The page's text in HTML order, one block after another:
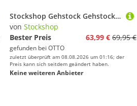
Stockshop Gehstock Gehstock ZIGGY SEAT Sitzstock, schwarz, faltbar, 88-98cm mit Tasche
von Stockshop
Bester Preis
63,99 € 69,95 €
gefunden bei OTTO
zuletzt überprüft am 08.08.2026 um 01:16; der
Preis kann sich seitdem geändert haben.
Keine weiteren Anbieter